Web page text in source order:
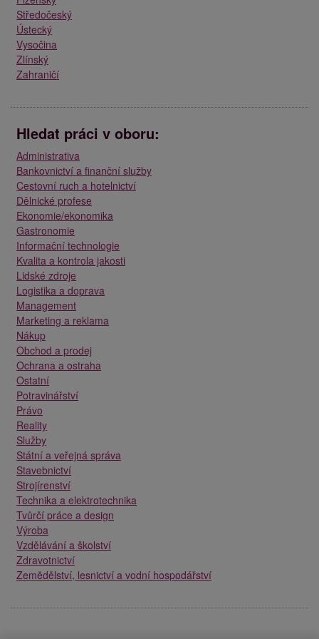
Středočeský
Ústecký
Vysočina
Zlínský
Zahraničí
Hledat práci v oboru:
Administrativa
Bankovnictví a finanční služby
Cestovní ruch a hotelnictví
Dělnické profese
Ekonomie/ekonomika
Gastronomie
Informační technologie
Kvalita a kontrola jakosti
Lidské zdroje
Logistika a doprava
Management
Marketing a reklama
Nákup
Obchod a prodej
Ochrana a ostraha
Ostatní
Potravinářství
Právo
Reality
Služby
Státní a veřejná správa
Stavebnictví
Strojírenství
Technika a elektrotechnika
Tvůrčí práce a design
Výroba
Vzdělávání a školství
Zdravotnictví
Zemědělství, lesnictví a vodní hospodářství